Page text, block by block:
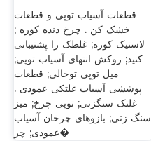
قطعات آسیاب توپی و قطعات
خشک کن . چرخ دنده کوره ;
لاستیک کوره; غلطک را پشتیبانی
کنید; روکش انتهای آسیاب توپی;
میل توپی توخالی; قطعات
پوششی آسیاب غلتکی عمودی .
غلتک سنگزنی; توپی چرخ; میز
سنگ زنی; بازوهای چرخان آسیاب
عمودی; چر�